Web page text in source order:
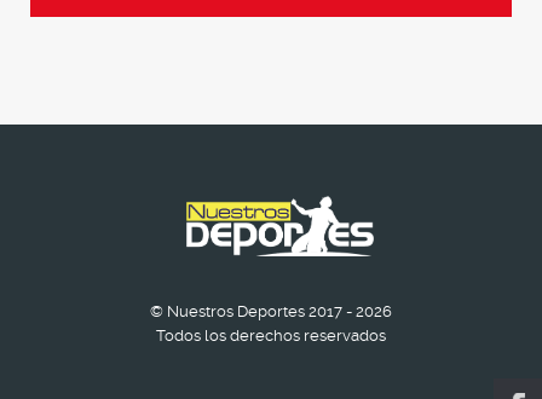
© Nuestros Deportes 2017 - 2026
Todos los derechos reservados